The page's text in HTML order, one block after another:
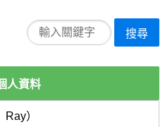
搜尋
人資料
）